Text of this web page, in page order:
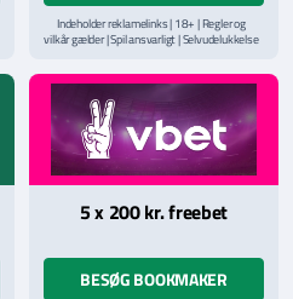
Indeholder reklamelinks | 18+ | Regler og
vilkår gælder | Spil ansvarligt | Selvudelukkelse
hjælpelinje påStopSpillet.dk
Læs vilkår og betingelserher
5 x 200 kr. freebet
BESØG BOOKMAKER